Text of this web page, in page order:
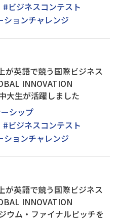
#ビジネスコンテスト
ションチャレンジ
が英語で競う国際ビジネス
INNOVATION
大生が活躍しました
シップ
#ビジネスコンテスト
ションチャレンジ
が英語で競う国際ビジネス
INNOVATION
ウム・ファイナルピッチを